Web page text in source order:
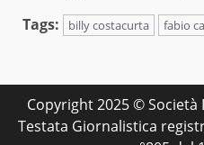
Tags: billy costacurta fabio
Copyright 2025 ©
Testata Giornalistica